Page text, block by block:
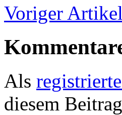
Voriger Artikel
Als
diesem